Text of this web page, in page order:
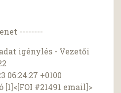
--------
igénylés - Vezetői
06:24:27 +0100
#21491 email]>